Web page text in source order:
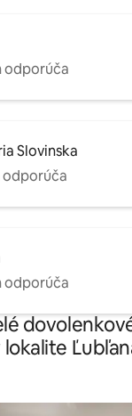
odporúča
Slovinska
odporúča
odporúča
lokalite